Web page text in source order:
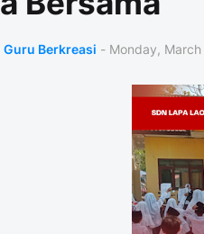
Guru Berkreasi - Monday,